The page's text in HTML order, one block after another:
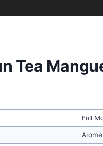
Tea
Full